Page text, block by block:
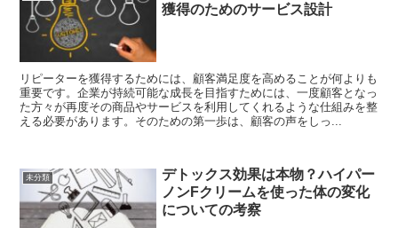
獲得のためのサービス設計
リピーターを獲得するためには、顧客満足度を高めることが何よりも
重要です。企業が持続可能な成長を目指すためには、一度顧客となっ
た方々が再度その商品やサービスを利用してくれるような仕組みを整
える必要があります。そのための第一歩は、顧客の声をしっ...
未分類
デトックス効果は本物？ハイパー
ノンFクリームを使った体の変化
についての考察